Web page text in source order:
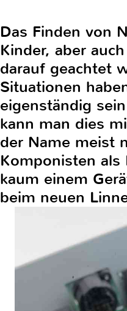
Das Finden von
Kinder, aber
darauf geachtet
Situationen
eigenständig
kann man dies
der Name meist
Komponisten als
kaum einem
beim neuen